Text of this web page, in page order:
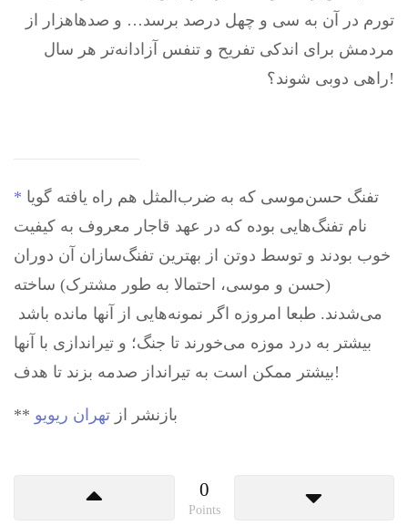
تورم در آن به سی و چهل درصد برسد… و صدهاهزار از
مردمش برای اندکی تفریح و تنفس آزادانه‌تر هر سال
راهی دوبی شوند؟!
*
نام تفنگ‌هایی ‌بوده که در عهد قاجار معروف به کیفیت
خوب بودند و توسط دوتن از بهترین تفنگ‌سازان آن دوران
(حسن و موسی، احتمالا به طور مشترک) ساخته
می‌شدند. طبعا امروزه اگر نمونه‌هایی از آنها مانده باشد
بیشتر به درد موزه می‌خورند تا جنگ؛ و تیراندازی با آنها
بیشتر ممکن است به تیرانداز صدمه بزند تا هدف!
** بازنشر از تهران ریویو
0
Points